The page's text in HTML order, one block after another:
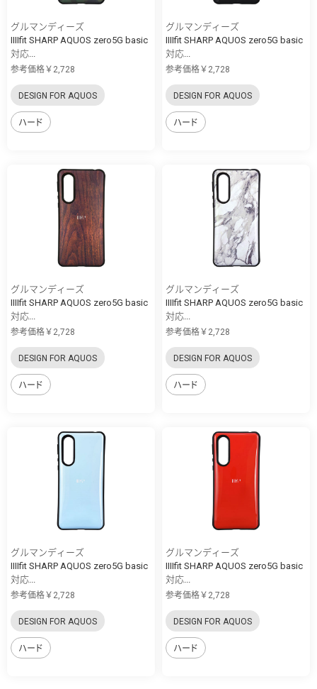
グルマンディーズ
IIIIfit SHARP AQUOS zero5G basic
対応...
参考価格￥2,728
DESIGN FOR AQUOS
ハード
グルマンディーズ
IIIIfit SHARP AQUOS zero5G basic
対応...
参考価格￥2,728
DESIGN FOR AQUOS
ハード
グルマンディーズ
IIIIfit SHARP AQUOS zero5G basic
対応...
参考価格￥2,728
DESIGN FOR AQUOS
ハード
グルマンディーズ
IIIIfit SHARP AQUOS zero5G basic
対応...
参考価格￥2,728
DESIGN FOR AQUOS
ハード
グルマンディーズ
IIIIfit SHARP AQUOS zero5G basic
対応...
参考価格￥2,728
DESIGN FOR AQUOS
ハード
グルマンディーズ
IIIIfit SHARP AQUOS zero5G basic
対応...
参考価格￥2,728
DESIGN FOR AQUOS
ハード